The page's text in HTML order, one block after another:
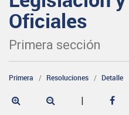
Oficiales
Primera sección
Primera Resoluciones Detalle
|